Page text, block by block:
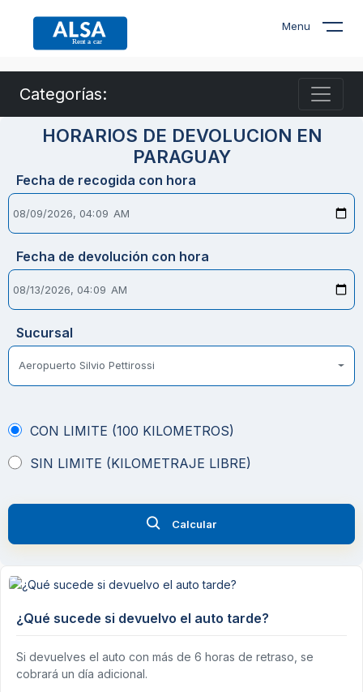
Menu
Categorías:
HORARIOS DE DEVOLUCION EN
PARAGUAY
Fecha de recogida con hora
Fecha de devolución con hora
Sucursal
Aeropuerto Silvio Pettirossi
CON LIMITE (100 KILOMETROS)
SIN LIMITE (KILOMETRAJE LIBRE)
Calcular
¿Qué sucede si devuelvo el auto tarde?
Si devuelves el auto con más de 6 horas de retraso, se
cobrará un día adicional.